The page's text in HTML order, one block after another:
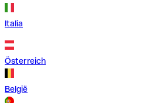
Italia
Österreich
België